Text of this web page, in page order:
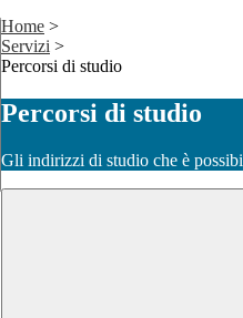
Home >
Servizi >
Percorsi di studio
Percorsi di studio
Gli indirizzi di studio che è